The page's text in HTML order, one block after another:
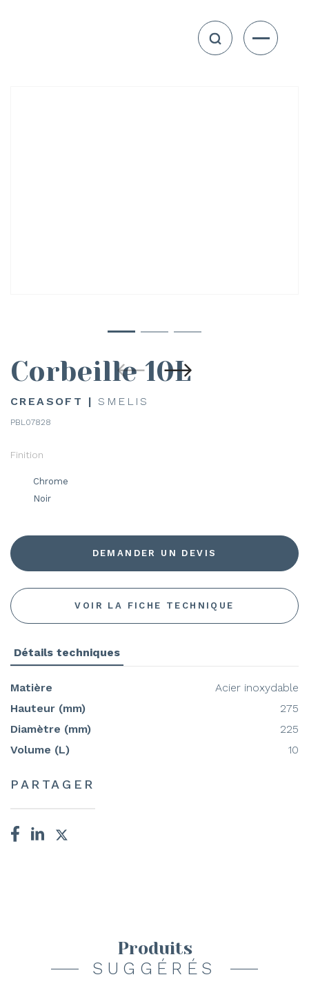
Corbeille 10L
CREASOFT | SMELIS
PBL07828
Finition
Chrome
Noir
DEMANDER UN DEVIS
VOIR LA FICHE TECHNIQUE
Détails techniques
Matière
Acier inoxydable
Hauteur (mm)
275
Diamètre (mm)
225
Volume (L)
10
PARTAGER
Produits
SUGGÉRÉS